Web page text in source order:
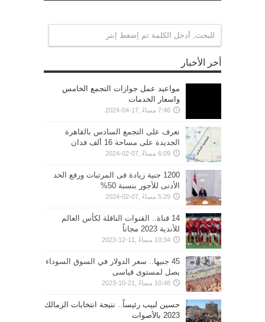
أخر الأخبار
مواعيد عمل جوازات التجمع الخامس
واسعار الخدمات
7:46 مساءً ,17-04-2024
تعرف على التجمع السادس بالقاهرة
الجديدة على مساحة 16 ألف فدان
6:09 مساءً ,07-02-2024
1200 جنية زيادة فى المرتبات ورفع الحد
الأدنى للأجور بنسبة 50%
5:29 مساءً ,07-02-2024
14 قناة.. القنوات الناقلة لكأس العالم
للأندية 2023 مجاناً
10:34 مساءً ,11-12-2023
45 جنيها.. سعر الدولار في السوق السوداء
يصل لمستوى قياسى
10:48 مساءً ,21-10-2023
حسين لبيب رئيساً.. نتيجة انتخابات الزمالك
2023 بالأصوات